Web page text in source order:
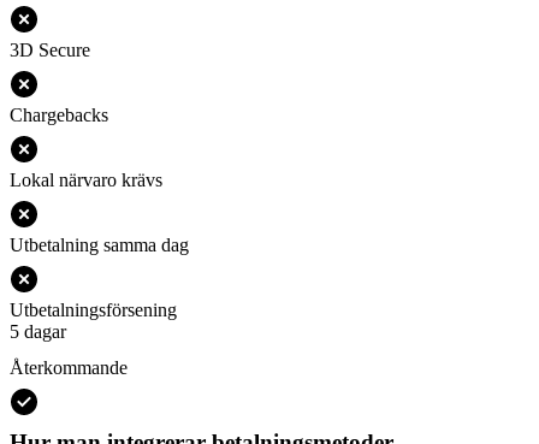
3D Secure
Chargebacks
Lokal närvaro krävs
Utbetalning samma dag
Utbetalningsförsening
5 dagar
Återkommande